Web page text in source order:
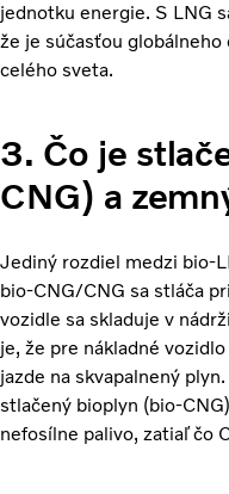
jednotku energie. S LNG
že je súčasťou globálneho
celého sveta.
3. Čo je
CNG) a
Jediný rozdiel medzi bio-
bio-CNG/CNG sa stláča
vozidle sa skladuje v
je, že pre nákladné
jazde na skvapalnený
stlačený bioplyn (bio-
nefosílne palivo, zatiaľ čo